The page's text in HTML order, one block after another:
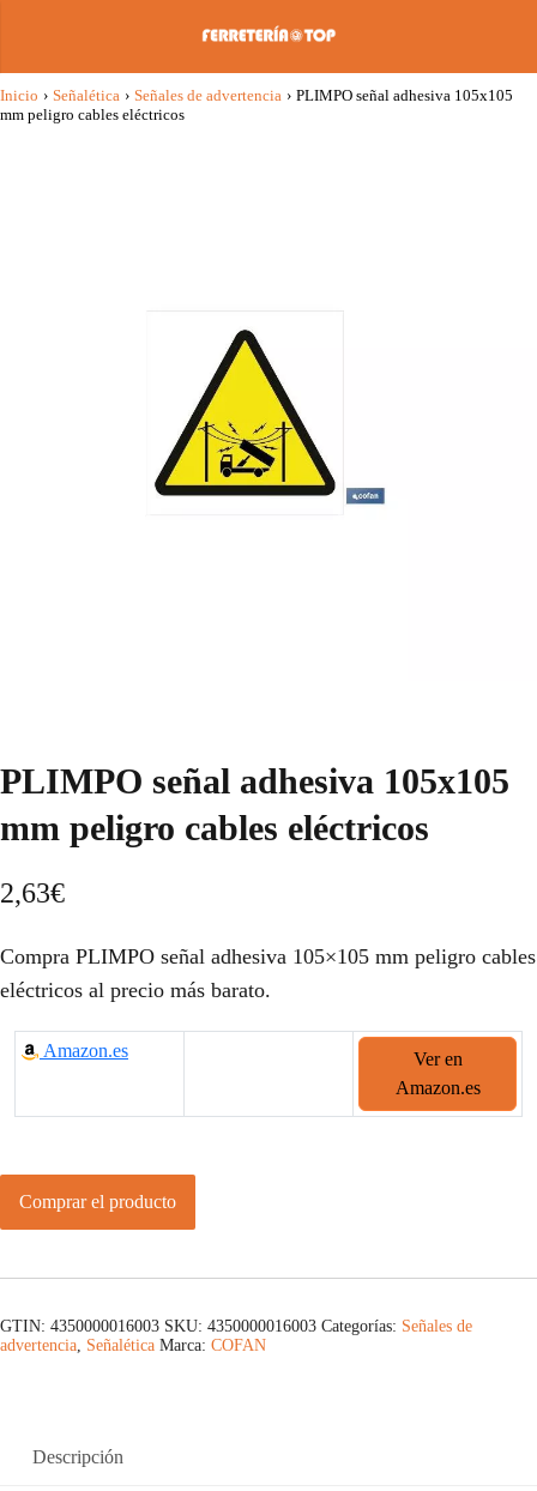
Inicio › Señalética › Señales de advertencia › PLIMPO señal adhesiva 105x105
mm peligro cables eléctricos
PLIMPO señal adhesiva 105x105
mm peligro cables eléctricos
2,63€
Compra PLIMPO señal adhesiva 105×105 mm peligro cables
eléctricos al precio más barato.
Amazon.es
Ver en
Amazon.es
Comprar el producto
GTIN: 4350000016003 SKU: 4350000016003 Categorías: Señales de
advertencia, Señalética Marca: COFAN
Descripción